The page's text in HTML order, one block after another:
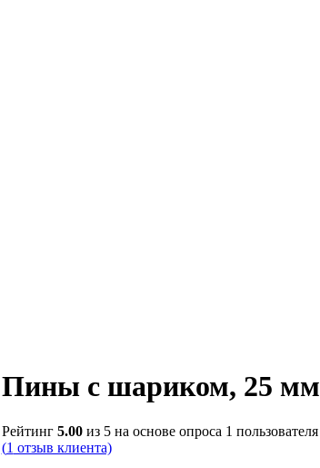
Пины с шариком, 25 мм
Рейтинг 5.00из 5 на основе опроса 1 пользователя
(1 отзыв клиента)